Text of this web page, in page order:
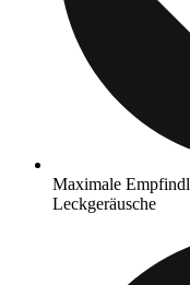
Maximale
Leckgeräusche